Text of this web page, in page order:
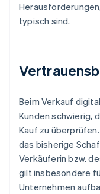
typisch sind.
Beim Verkauf
Kunden schwierig,
Kauf zu
das bisherige
Verkäuferin bzw.
gilt insbesondere
Unternehmen